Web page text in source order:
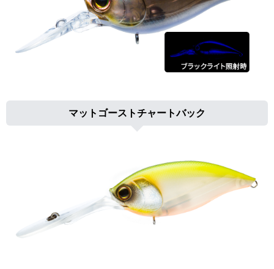
マットゴーストチャートバック